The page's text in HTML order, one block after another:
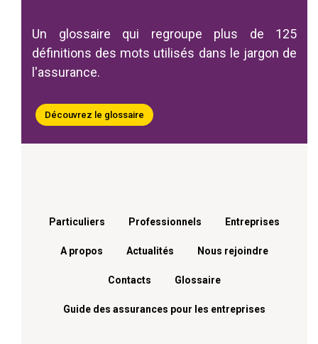
Un glossaire qui regroupe plus de 125
définitions des mots utilisés dans le jargon de
l'assurance.
Découvrez le glossaire
Menu footer
Particuliers Professionnels Entreprises
A propos Actualités Nous rejoindre
Contacts Glossaire
Guide des assurances pour les entreprises